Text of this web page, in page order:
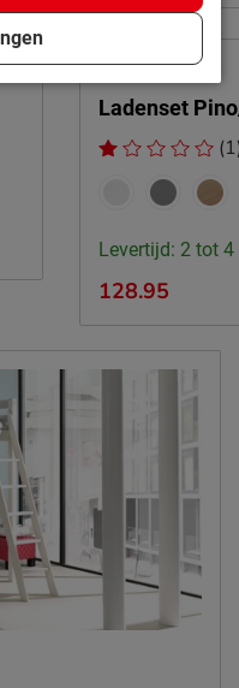
product
51,
Online only
Ladenset
Levertijd: 2 tot 4
128.95